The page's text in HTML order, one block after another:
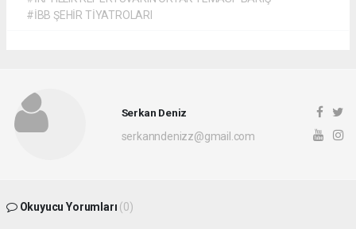
#İBB ŞEHİR TİYATROLARI
Serkan Deniz
serkanndenizz@gmail.com
Okuyucu Yorumları (0)